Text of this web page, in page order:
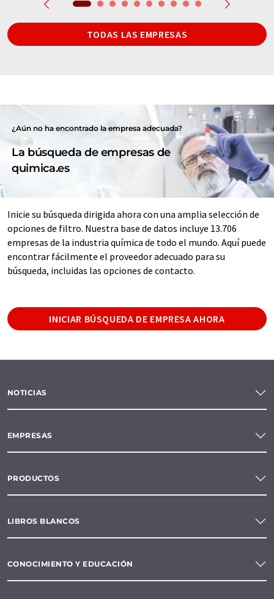
TODAS LAS EMPRESAS
¿Aún no ha encontrado la empresa adecuada?
La búsqueda de empresas de
quimica.es
Inicie su búsqueda dirigida ahora con una amplia selección de
opciones de filtro. Nuestra base de datos incluye 13.706
empresas de la industria química de todo el mundo. Aquí puede
encontrar fácilmente el proveedor adecuado para su
búsqueda, incluidas las opciones de contacto.
INICIAR BÚSQUEDA DE EMPRESA AHORA
NOTICIAS
EMPRESAS
PRODUCTOS
LIBROS BLANCOS
CONOCIMIENTO Y EDUCACIÓN